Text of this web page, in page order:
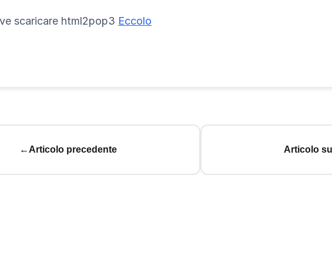
scaricare html2pop3 Eccolo
← Articolo precedente Articolo